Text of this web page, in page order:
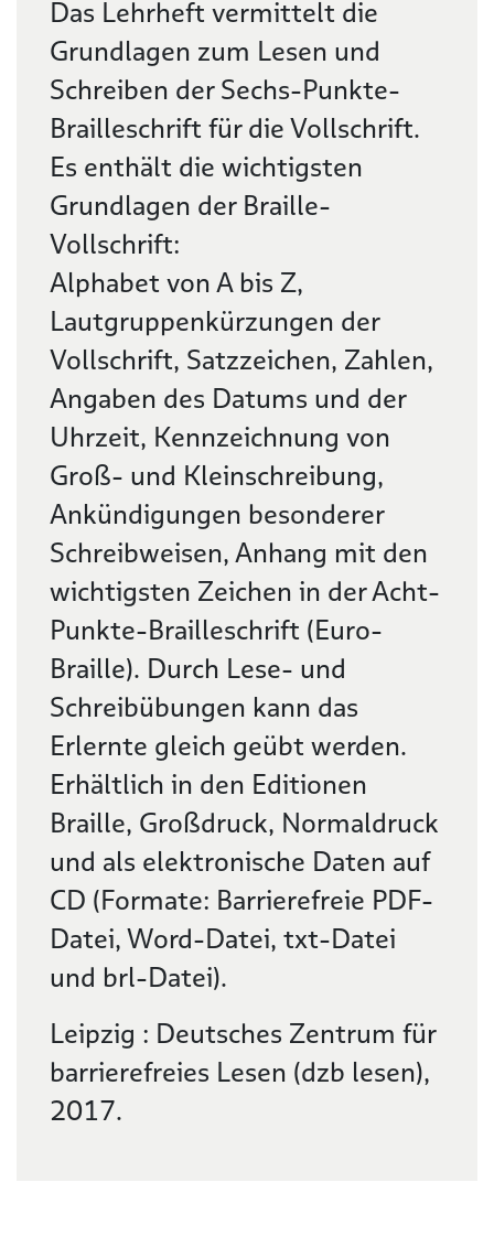
Beschreibung
Das Lehrheft vermittelt die
Grundlagen zum Lesen und
Schreiben der Sechs-Punkte-
Brailleschrift für die Vollschrift.
Es enthält die wichtigsten
Grundlagen der Braille-
Vollschrift:
Alphabet von A bis Z,
Lautgruppenkürzungen der
Vollschrift, Satzzeichen, Zahlen,
Angaben des Datums und der
Uhrzeit, Kennzeichnung von
Groß- und Kleinschreibung,
Ankündigungen besonderer
Schreibweisen, Anhang mit den
wichtigsten Zeichen in der Acht-
Punkte-Brailleschrift (Euro-
Braille). Durch Lese- und
Schreibübungen kann das
Erlernte gleich geübt werden.
Erhältlich in den Editionen
Braille, Großdruck, Normaldruck
und als elektronische Daten auf
CD (Formate: Barrierefreie PDF-
Datei, Word-Datei, txt-Datei
und brl-Datei).
Leipzig : Deutsches Zentrum für
barrierefreies Lesen (dzb lesen),
2017.